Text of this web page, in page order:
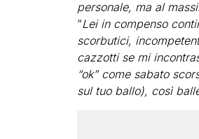
personale, ma al
“Lei in compenso
scorbutici,
cazzotti se mi
“ok” come sabato
sul tuo ballo), così